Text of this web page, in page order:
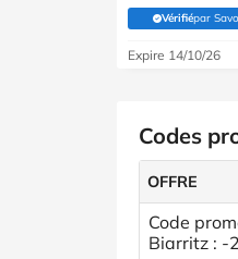
Vérifiépar
(Vérifié
Expire 14/10/26
Codes
OFFRE
Code
Biarritz : -